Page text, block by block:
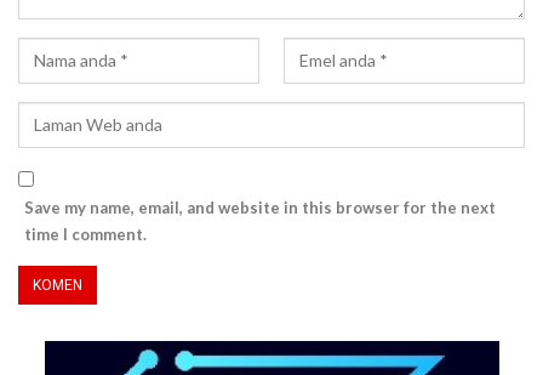
Save my name, email, and website in this browser for the next
time I comment.